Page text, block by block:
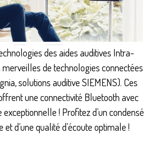
des aides auditives Intra-
de technologies connectées
solutions auditive SIEMENS). Ces
une connectivité Bluetooth avec
! Profitez d’un condensé
d’une qualité d’écoute optimale !